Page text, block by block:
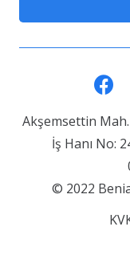
Akşemsettin
İş Hanı No:
© 2022